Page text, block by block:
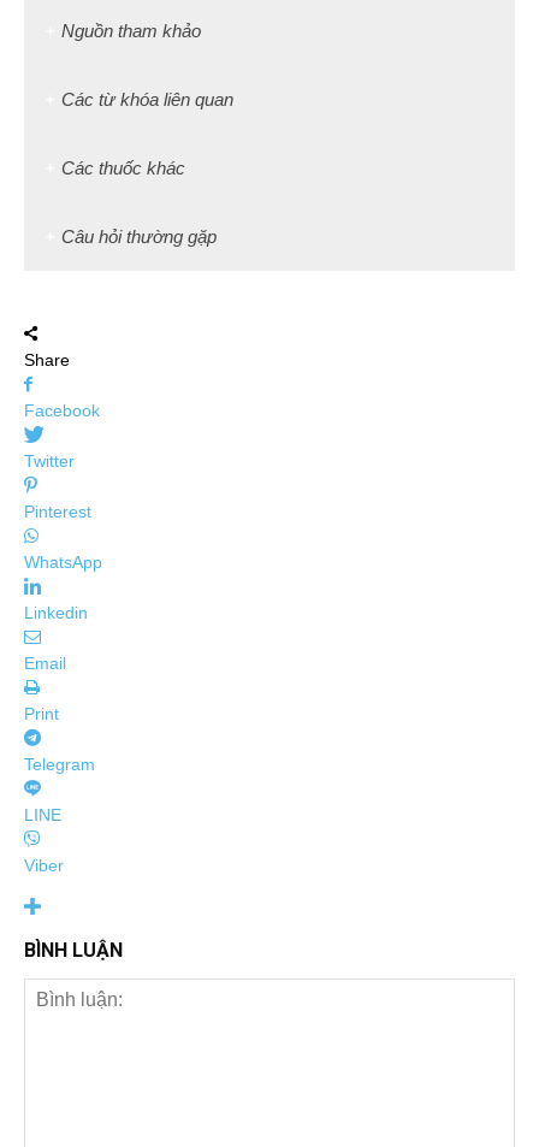
Nguồn tham khảo
Các từ khóa liên quan
Các thuốc khác
Câu hỏi thường gặp
Share
Facebook
Twitter
Pinterest
WhatsApp
Linkedin
Email
Print
Telegram
LINE
Viber
BÌNH LUẬN